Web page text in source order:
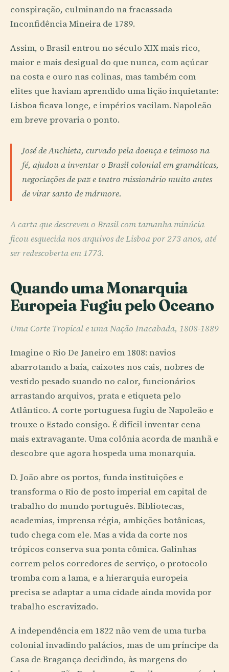
conspiração, culminando na fracassada
Inconfidência Mineira de 1789.
Assim, o Brasil entrou no século XIX mais rico,
maior e mais desigual do que nunca, com açúcar
na costa e ouro nas colinas, mas também com
elites que haviam aprendido uma lição inquietante:
Lisboa ficava longe, e impérios vacilam. Napoleão
em breve provaria o ponto.
José de Anchieta, curvado pela doença e teimoso na
fé, ajudou a inventar o Brasil colonial em gramáticas,
negociações de paz e teatro missionário muito antes
de virar santo de mármore.
A carta que descreveu o Brasil com tamanha minúcia
ficou esquecida nos arquivos de Lisboa por 273 anos, até
ser redescoberta em 1773.
Quando uma Monarquia
Europeia Fugiu pelo Oceano
Uma Corte Tropical e uma Nação Inacabada, 1808-1889
Imagine o Rio De Janeiro em 1808: navios
abarrotando a baía, caixotes nos cais, nobres de
vestido pesado suando no calor, funcionários
arrastando arquivos, prata e etiqueta pelo
Atlântico. A corte portuguesa fugiu de Napoleão e
trouxe o Estado consigo. É difícil inventar cena
mais extravagante. Uma colônia acorda de manhã e
descobre que agora hospeda uma monarquia.
D. João abre os portos, funda instituições e
transforma o Rio de posto imperial em capital de
trabalho do mundo português. Bibliotecas,
academias, imprensa régia, ambições botânicas,
tudo chega com ele. Mas a vida da corte nos
trópicos conserva sua ponta cômica. Galinhas
correm pelos corredores de serviço, o protocolo
tromba com a lama, e a hierarquia europeia
precisa se adaptar a uma cidade ainda movida por
trabalho escravizado.
A independência em 1822 não vem de uma turba
colonial invadindo palácios, mas de um príncipe da
Casa de Bragança decidindo, às margens do